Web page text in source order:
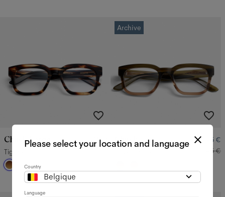
Chuck Large
145 €
Tigerwood
Archive
Chuck
95 €
145 €
Please select your location and language
Country
Belgique
Language